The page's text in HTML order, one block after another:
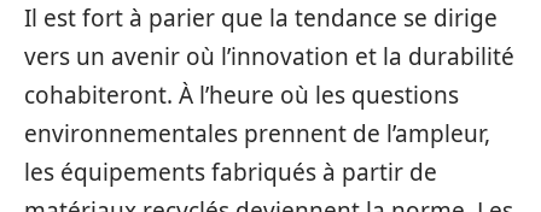
Il est fort à parier que la tendance se dirige
vers un avenir où l’innovation et la durabilité
cohabiteront. À l’heure où les questions
environnementales prennent de l’ampleur,
les équipements fabriqués à partir de